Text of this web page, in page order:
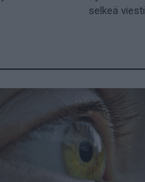
selkeä viesti